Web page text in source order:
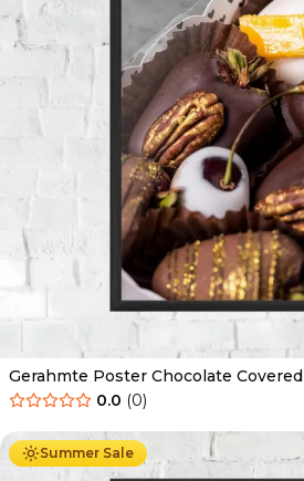
Gerahmte Poster Chocolate Covered
0.0 (0)
Summer Sale
Ab 49.90 € 29.90